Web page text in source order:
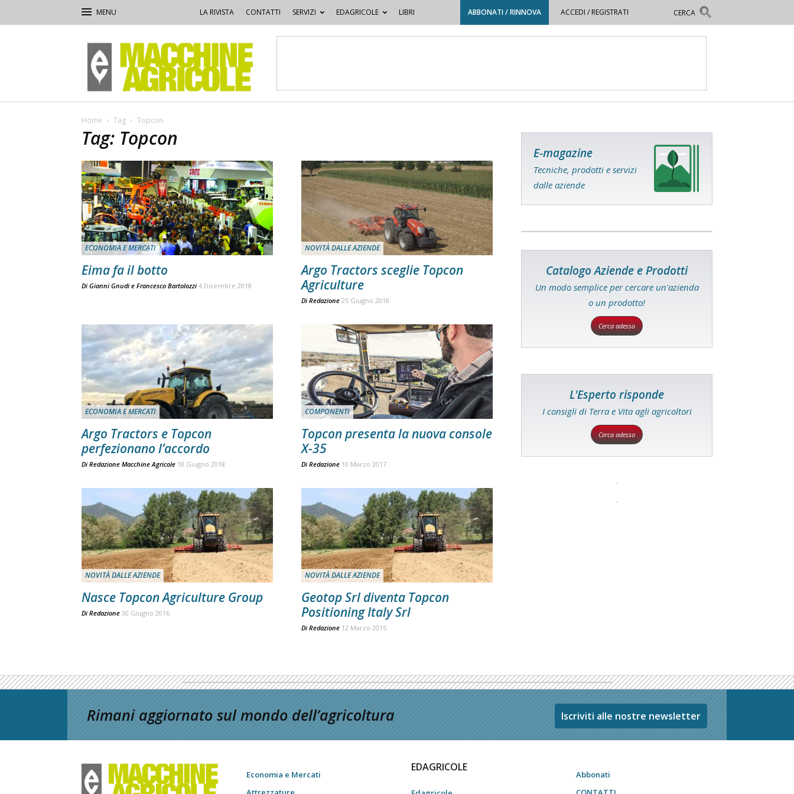
LA RIVISTA CONTATTI SERVIZI EDAGRICOLE LIBRI ABBONATI / RINNOVA ACCEDI / REGISTRATI
Macchine
Agricole
Home Tag Topcon
Tag: Topcon
ECONOMIA E MERCATI
Eima fa il botto
Di Gianni Gnudi e Francesco Bartolozzi 4 Dicembre 2018
NOVITÀ DALLE AZIENDE
Argo Tractors sceglie Topcon
Agriculture
Di Redazione 25 Giugno 2018
ECONOMIA E MERCATI
Argo Tractors e Topcon
perfezionano l’accordo
Di Redazione Macchine Agricole 18 Giugno 2018
COMPONENTI
Topcon presenta la nuova console
X-35
Di Redazione 10 Marzo 2017
NOVITÀ DALLE AZIENDE
Nasce Topcon Agriculture Group
Di Redazione 30 Giugno 2016
NOVITÀ DALLE AZIENDE
Geotop Srl diventa Topcon
Positioning Italy Srl
Di Redazione 12 Marzo 2015
E-magazine
Tecniche, prodotti e servizi
dalle aziende
Catalogo Aziende e Prodotti
Un modo semplice per cercare un'azienda
o un prodotto!
Cerca adesso
L'Esperto risponde
I consigli di Terra e Vita agli agricoltori
Cerca adesso
Rimani aggiornato sul mondo dell’agricoltura Iscriviti alle nostre newsletter
Economia e Mercati
EDAGRICOLE
Abbonati